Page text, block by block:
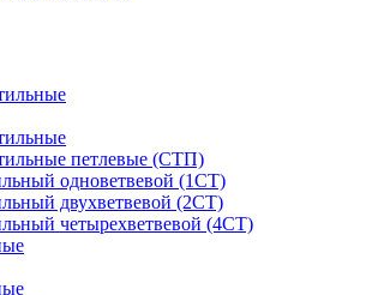
петлевые (СТП)
одноветвевой (1СТ)
двухветвевой (2СТ)
четырехветвевой (4СТ)